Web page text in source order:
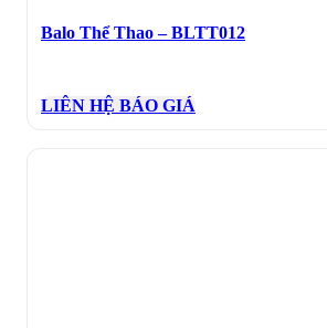
Balo Thể Thao – BLTT012
LIÊN HỆ BÁO GIÁ